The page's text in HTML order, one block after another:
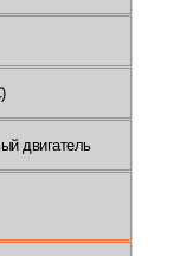
двигатель